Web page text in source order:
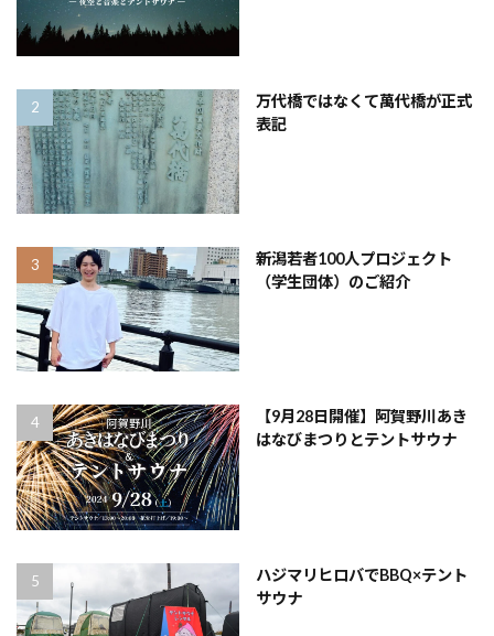
万代橋ではなくて萬代橋が正式
表記
新潟若者100人プロジェクト
（学生団体）のご紹介
【9月28日開催】阿賀野川あき
はなびまつりとテントサウナ
ハジマリヒロバでBBQ×テント
サウナ